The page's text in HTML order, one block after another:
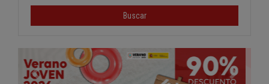
Buscar